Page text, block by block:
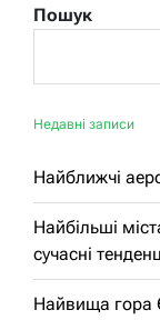
Пошук
Недавні записи
Найближчі
Найбільші
сучасні
Найвища гора